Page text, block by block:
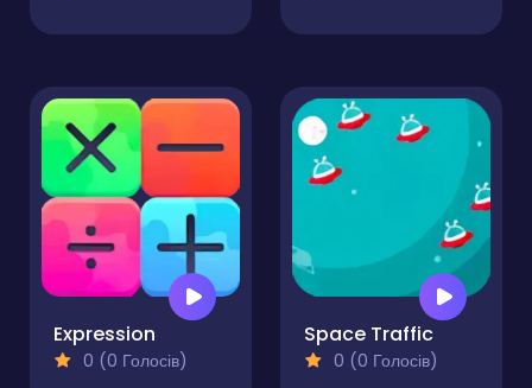
Expression
0 (0 Голосів)
Space Traffic
0 (0 Голосів)